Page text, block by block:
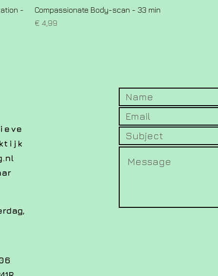
-
Compassionate Body-scan - 33 min
Prijs
€ 4,99